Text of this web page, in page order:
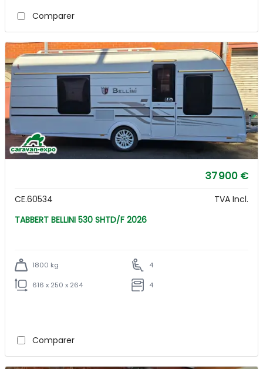
Comparer
37 900 €
CE.60534
TVA Incl.
TABBERT BELLINI 530 SHTD/F 2026
1800 kg 4
616 x 250 x 264 4
Comparer